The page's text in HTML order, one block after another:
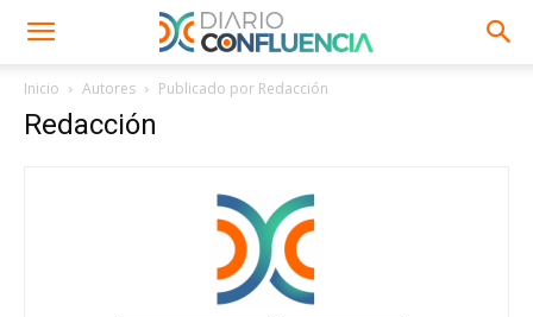
Inicio Autores Publicado por Redacción
Redacción